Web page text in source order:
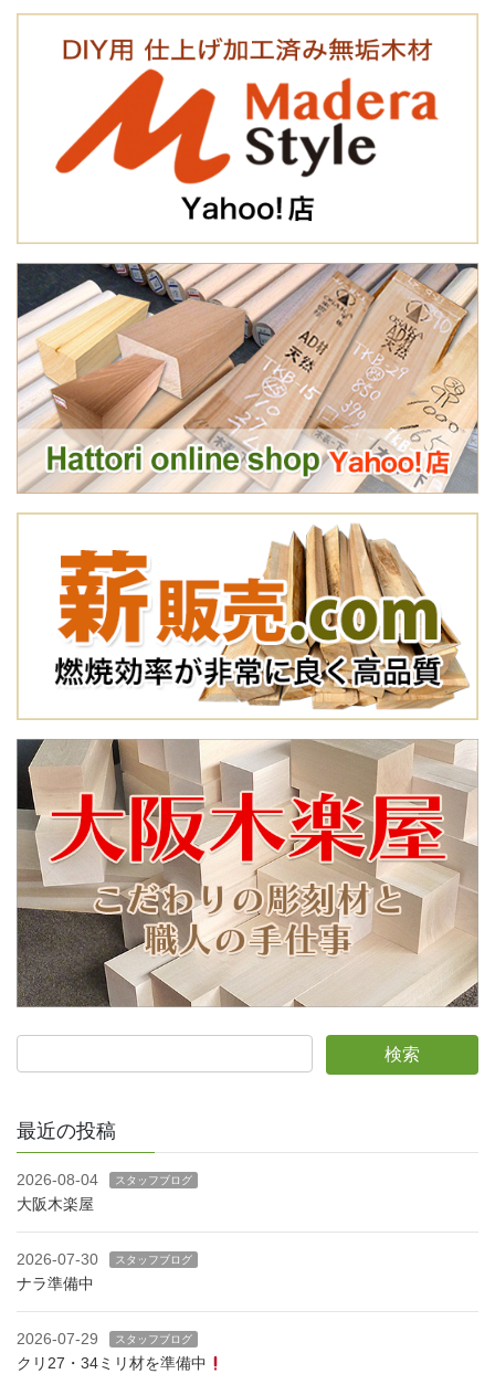
最近の投稿
2026-08-04 スタッフブログ
大阪木楽屋
2026-07-30 スタッフブログ
ナラ準備中
2026-07-29 スタッフブログ
クリ27・34ミリ材を準備中